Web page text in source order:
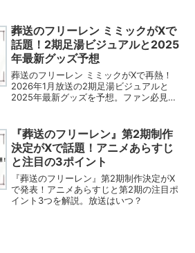
ジと永遠の別れを告げ、宇宙へと旅立っ
ていった。あれから、私...
葬送のフリーレン ミミックがXで
話題！2期足湯ビジュアルと2025
年最新グッズ予想
葬送のフリーレン ミミックがXで再熱！
2026年1月放送の2期足湯ビジュアルと
2025年最新グッズを予想。ファン必見の
『葬送のフリーレン』第2期制作
決定がXで話題！アニメあらすじ
と注目の3ポイント
『葬送のフリーレン』第2期制作決定がX
で発表！アニメあらすじと第2期の注目ポ
イント3つを解説。放送はいつ？